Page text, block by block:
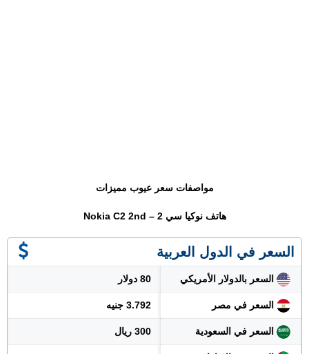
مواصفات سعر عيوب مميزات
هاتف نوكيا سي 2 – Nokia C2 2nd
السعر في الدول العربية
السعر بالدولار الأمريكي 80 دولار
السعر في مصر 3.792 جنيه
السعر في السعودية 300 ريال